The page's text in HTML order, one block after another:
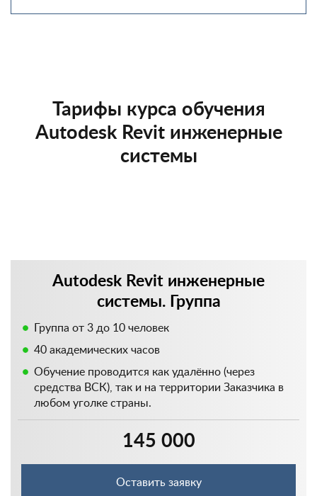
Тарифы курса обучения
Autodesk Revit инженерные
системы
Autodesk Revit инженерные
системы. Группа
Группа от 3 до 10 человек
40 академических часов
Обучение проводится как удалённо (через
средства ВСК), так и на территории Заказчика в
любом уголке страны.
145 000
Оставить заявку